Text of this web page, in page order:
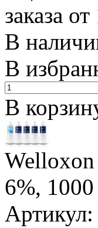
заказа
В
В
В
Welloxon
6%,